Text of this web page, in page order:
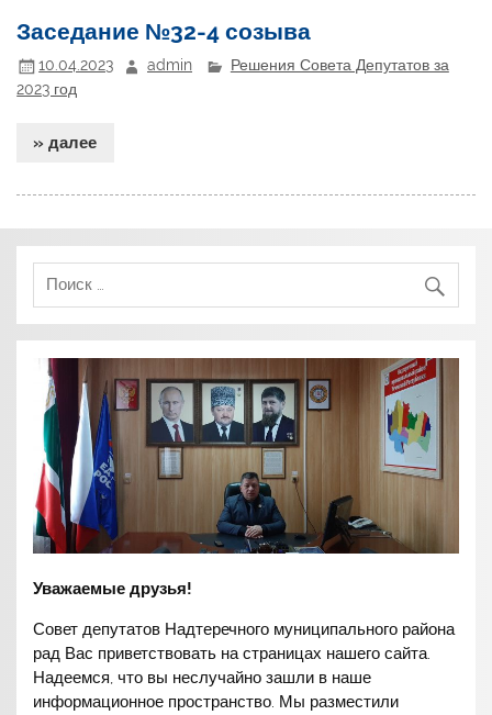
Заседание №32-4 созыва
10.04.2023 admin
Решения Совета Депутатов за
2023 год
» далее
Уважаемые друзья!
Совет депутатов Надтеречного муниципального района
рад Вас приветствовать на страницах нашего сайта.
Надеемся, что вы неслучайно зашли в наше
информационное пространство. Мы разместили